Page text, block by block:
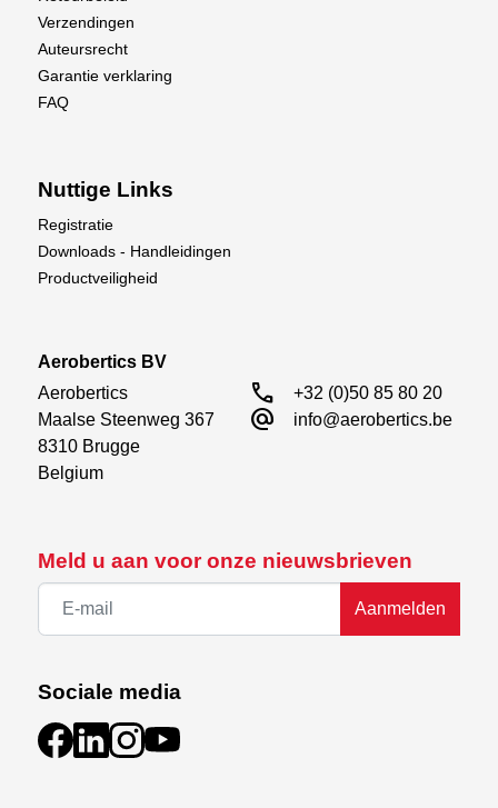
Meld u aan voor onze nieuwsbrieven
Aanmelden
Sociale media
Verzendingen
Auteursrecht
Garantie verklaring
FAQ
Nuttige Links
Registratie
Downloads - Handleidingen
Productveiligheid
Aerobertics BV
Aerobertics
Maalse Steenweg 367
8310 Brugge
Belgium
call +32 (0)50 85 80 20
alternate_email info@aerobertics.be